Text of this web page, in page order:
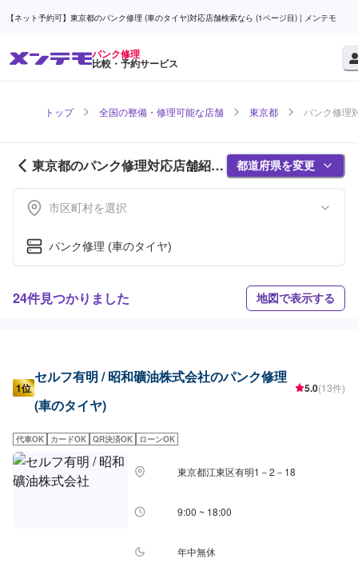
【ネット予約可】東京都のパンク修理 (車のタイヤ)対応店舗検索なら (1ページ目) | メンテモ
パンク修理
比較・予約サービス
トップ 全国の整備・修理可能な店舗 東京都 パンク修理
東京都のパンク修理対応店舗紹介
(1ページ目)
都道府県を変更
市区町村を選択
パンク修理 (車のタイヤ)
24件見つかりました 地図で表示する
1位
セルフ有明 / 昭和礦油株式会社のパンク修理
(車のタイヤ)
5.0(13件)
代車OK カードOK QR決済OK ローンOK
東京都江東区有明1－2－18
9:00 ~ 18:00
年中無休